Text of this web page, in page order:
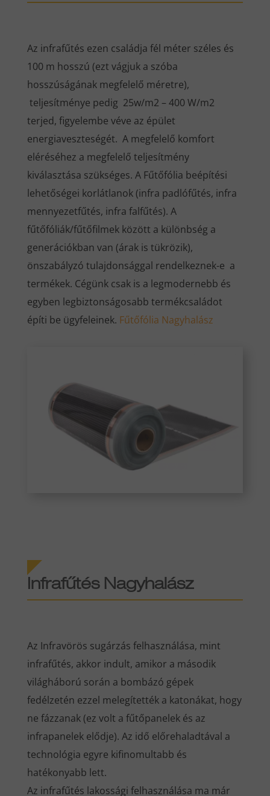
Az infrafűtés ezen családja fél méter széles és
100 m hosszú (ezt vágjuk a szóba
hosszúságának megfelelő méretre),
teljesítménye pedig 25w/m2 – 400 W/m2
terjed, figyelembe véve az épület
energiaveszteségét. A megfelelő komfort
eléréséhez a megfelelő teljesítmény
kiválasztása szükséges. A Fűtőfólia beépítési
lehetőségei korlátlanok (infra padlófűtés, infra
mennyezetfűtés, infra falfűtés). A
fűtőfóliák/fűtőfilmek között a különbség a
generációkban van (árak is tükrözik),
önszabályzó tulajdonsággal rendelkeznek-e a
termékek. Cégünk csak is a legmodernebb és
egyben legbiztonságosabb termékcsaládot
építi be ügyfeleinek. Fűtőfólia Nagyhalász
Infrafűtés Nagyhalász
Az Infravörös sugárzás felhasználása, mint
infrafűtés, akkor indult, amikor a második
világháború során a bombázó gépek
fedélzetén ezzel melegítették a katonákat, hogy
ne fázzanak (ez volt a fűtőpanelek és az
infrapanelek elődje). Az idő előrehaladtával a
technológia egyre kifinomultabb és
hatékonyabb lett.
Az infrafűtés lakossági felhasználása ma már